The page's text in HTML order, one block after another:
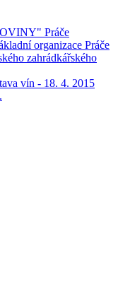
Práče
organizace Práče
zahrádkářského
vín - 18. 4. 2015